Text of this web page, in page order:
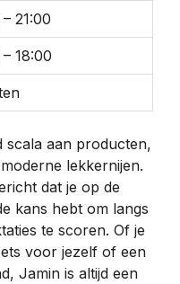
21:00
18:00
scala aan producten,
lekkernijen.
dat je op de
kans hebt om langs
te scoren. Of je
voor jezelf of een
Jamin is altijd een